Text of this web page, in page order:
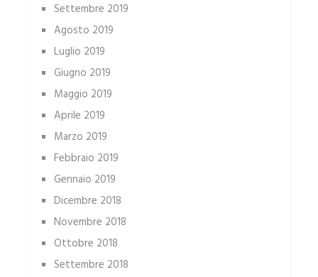
Settembre 2019
Agosto 2019
Luglio 2019
Giugno 2019
Maggio 2019
Aprile 2019
Marzo 2019
Febbraio 2019
Gennaio 2019
Dicembre 2018
Novembre 2018
Ottobre 2018
Settembre 2018